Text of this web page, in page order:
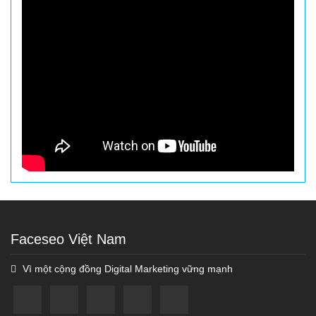
Faceseo Việt Nam
Vì một cộng đồng Digital Marketing vững mạnh